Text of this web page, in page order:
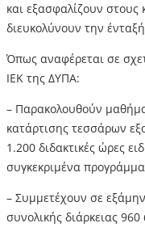
και εξασφαλίζουν στους
διευκολύνουν την
Όπως αναφέρεται σε
ΙΕΚ της ΔΥΠΑ:
– Παρακολουθούν
κατάρτισης τεσσάρων
1.200 διδακτικές ώρες
συγκεκριμένα
– Συμμετέχουν σε
συνολικής διάρκειας